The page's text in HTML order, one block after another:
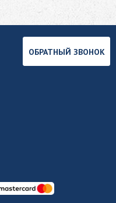
ОБРАТНЫЙ ЗВОНОК